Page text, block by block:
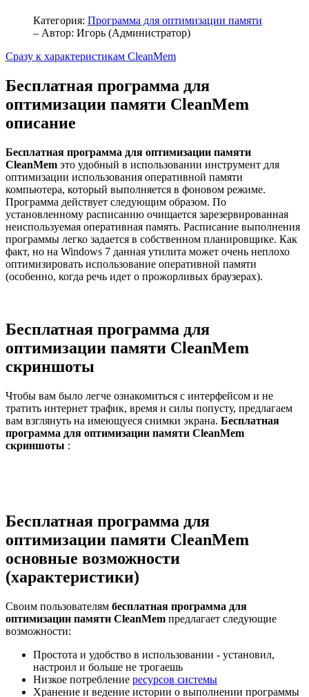
Категория: Программа для оптимизации памяти
– Автор: Игорь (Администратор)
Сразу к характеристикам CleanMem
Бесплатная программа для
оптимизации памяти CleanMem
описание
Бесплатная программа для оптимизации памяти
CleanMem это удобный в использовании инструмент для
оптимизации использования оперативной памяти
компьютера, который выполняется в фоновом режиме.
Программа действует следующим образом. По
установленному расписанию очищается зарезервированная
неиспользуемая оперативная память. Расписание выполнения
программы легко задается в собственном планировщике. Как
факт, но на Windows 7 данная утилита может очень неплохо
оптимизировать использование оперативной памяти
(особенно, когда речь идет о прожорливых браузерах).
Бесплатная программа для
оптимизации памяти CleanMem
скриншоты
Чтобы вам было легче ознакомиться с интерфейсом и не
тратить интернет трафик, время и силы попусту, предлагаем
вам взглянуть на имеющуеся снимки экрана. Бесплатная
программа для оптимизации памяти CleanMem
скриншоты :
Бесплатная программа для
оптимизации памяти CleanMem
основные возможности
(характеристики)
Своим пользователям бесплатная программа для
оптимизации памяти CleanMem предлагает следующие
возможности:
Простота и удобство в использовании - установил,
настроил и больше не трогаешь
Низкое потребление ресурсов системы
Хранение и ведение истории о выполнении программы